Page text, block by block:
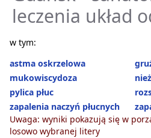
leczenia układ
w tym:
astma oskrzelowa
mukowiscydoza
pylica płuc
zapalenia naczyń płucnych
Uwaga: wyniki pokazują się w
losowo wybranej litery